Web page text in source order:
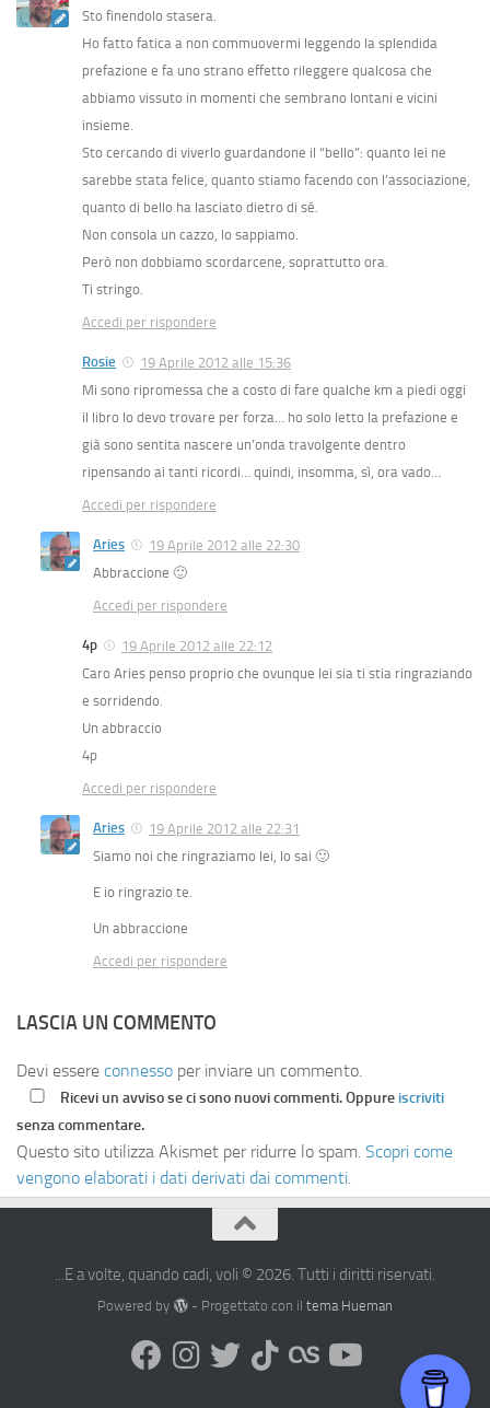
Sto finendolo stasera.
Ho fatto fatica a non commuovermi leggendo la splendida
prefazione e fa uno strano effetto rileggere qualcosa che
abbiamo vissuto in momenti che sembrano lontani e vicini
insieme.
Sto cercando di viverlo guardandone il “bello”: quanto lei ne
sarebbe stata felice, quanto stiamo facendo con l’associazione,
quanto di bello ha lasciato dietro di sé.
Non consola un cazzo, lo sappiamo.
Però non dobbiamo scordarcene, soprattutto ora.
Ti stringo.
Accedi per rispondere
Rosie
19 Aprile 2012 alle 15:36
Mi sono ripromessa che a costo di fare qualche km a piedi oggi
il libro lo devo trovare per forza… ho solo letto la prefazione e
già sono sentita nascere un’onda travolgente dentro
ripensando ai tanti ricordi… quindi, insomma, sì, ora vado…
Accedi per rispondere
Aries
19 Aprile 2012 alle 22:30
Abbraccione 🙂
Accedi per rispondere
4p
19 Aprile 2012 alle 22:12
Caro Aries penso proprio che ovunque lei sia ti stia ringraziando
e sorridendo.
Un abbraccio
4p
Accedi per rispondere
Aries
19 Aprile 2012 alle 22:31
Siamo noi che ringraziamo lei, lo sai 🙂
E io ringrazio te.
Un abbraccione
Accedi per rispondere
LASCIA UN COMMENTO
Devi essere connesso per inviare un commento.
Ricevi un avviso se ci sono nuovi commenti. Oppure iscriviti
senza commentare.
Questo sito utilizza Akismet per ridurre lo spam. Scopri come
vengono elaborati i dati derivati dai commenti.
...E a volte, quando cadi, voli © 2026. Tutti i diritti riservati.
Powered by - Progettato con il tema Hueman